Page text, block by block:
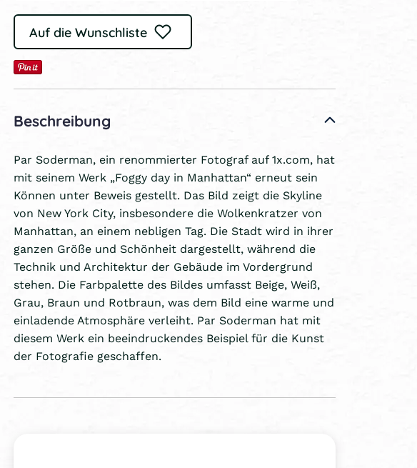
Auf die Wunschliste
Beschreibung
Par Soderman, ein renommierter Fotograf auf 1x.com, hat
mit seinem Werk „Foggy day in Manhattan“ erneut sein
Können unter Beweis gestellt. Das Bild zeigt die Skyline
von New York City, insbesondere die Wolkenkratzer von
Manhattan, an einem nebligen Tag. Die Stadt wird in ihrer
ganzen Größe und Schönheit dargestellt, während die
Technik und Architektur der Gebäude im Vordergrund
stehen. Die Farbpalette des Bildes umfasst Beige, Weiß,
Grau, Braun und Rotbraun, was dem Bild eine warme und
einladende Atmosphäre verleiht. Par Soderman hat mit
diesem Werk ein beeindruckendes Beispiel für die Kunst
der Fotografie geschaffen.